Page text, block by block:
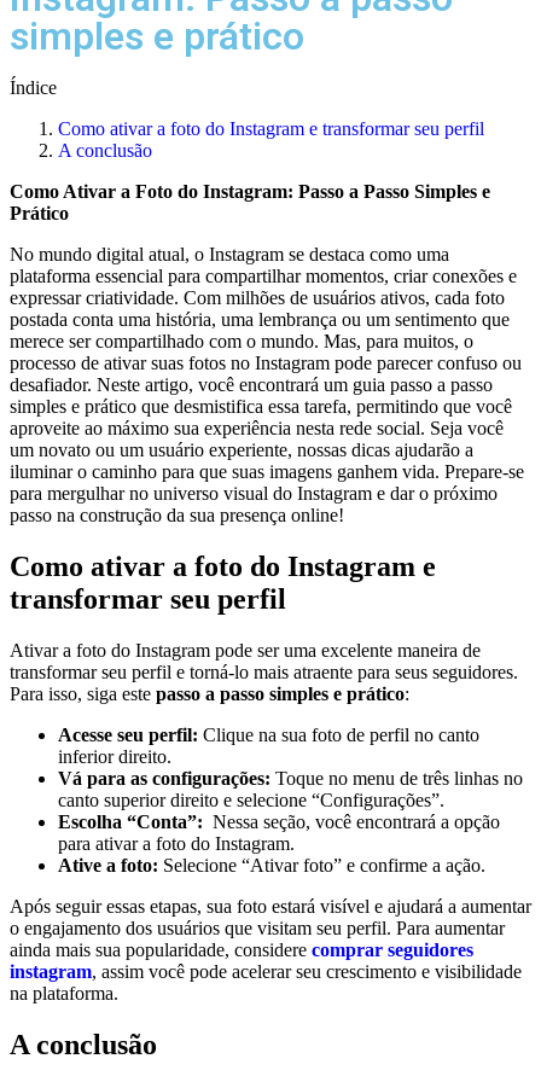
simples e prático
Índice
Como ativar a foto⁤ do Instagram e transformar seu perfil
A conclusão
Como Ativar a Foto⁣ do Instagram: Passo a⁣ Passo Simples ​e
Prático
No mundo digital atual, o Instagram se⁣ destaca como uma
plataforma essencial para compartilhar momentos, criar conexões e
expressar criatividade. Com milhões ⁣de usuários ativos, cada foto
⁤postada conta uma história, uma lembrança ou um sentimento que
merece ser‌ compartilhado com o mundo. Mas, para muitos, o
processo de ativar suas⁤ fotos‌ no Instagram pode parecer ⁤confuso ou
desafiador. Neste⁤ artigo, você encontrará um guia passo a passo ​
simples e prático que desmistifica essa tarefa, ⁤permitindo que‍ você
aproveite ao máximo sua​ experiência nesta rede social. Seja‍ você
um novato ou um usuário⁣ experiente, nossas ⁤dicas ajudarão a
iluminar o caminho para que​ suas imagens ⁢ganhem vida. Prepare-se
para mergulhar no universo visual do Instagram e‍ dar o próximo
passo na construção da sua presença online!
Como ativar a foto⁤ do Instagram e
transformar seu perfil
Ativar a ⁣foto ​do Instagram pode ser ‍uma excelente maneira de
transformar seu perfil⁤ e torná-lo mais atraente para seus seguidores.
Para isso, siga este⁤ passo a passo simples e prático:
Acesse seu perfil: Clique na ⁤sua foto de ​perfil‍ no canto
inferior direito.
Vá para as configurações: Toque no menu de três linhas ‌no
canto superior direito e selecione “Configurações”.
Escolha “Conta”: ⁤ Nessa seção, você encontrará ⁤a opção
para ativar a‌ foto do Instagram.
Ative a foto: Selecione “Ativar foto” e⁤ confirme⁢ a ação.
Após seguir essas etapas, sua foto estará⁢ visível e ajudará a aumentar
o engajamento‍ dos usuários que visitam seu perfil. Para ⁤aumentar
ainda mais⁣ sua popularidade, considere comprar⁣ seguidores
‌instagram, assim você pode acelerar seu‌ crescimento e ⁣visibilidade
na plataforma.
A conclusão